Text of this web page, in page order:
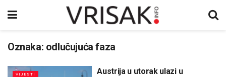
Oznaka: odlučujuća faza
VIJESTI
Austrija u utorak ulazi u